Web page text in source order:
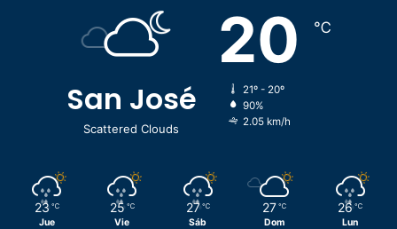
San José
Scattered Clouds
20 ℃
21º - 20º
90%
2.05 km/h
23 ℃
Jue
25 ℃
Vie
27 ℃
Sáb
27 ℃
Dom
26 ℃
Lun